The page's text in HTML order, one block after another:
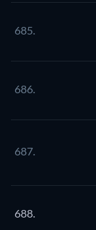
685.
686.
687.
688.